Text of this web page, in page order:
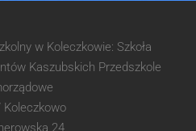
w Koleczkowie: Szkoła
Kaszubskich Przedszkole
Koleczkowo
24